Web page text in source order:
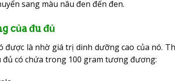
sang màu nâu đen đến đen.
của đu đủ
được là nhờ giá trị dinh dưỡng cao của nó.
có chứa trong 100 gram tương đương: